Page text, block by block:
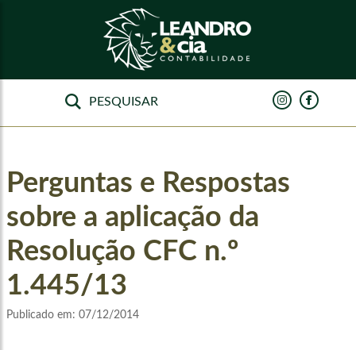
Perguntas e Respostas
sobre a aplicação da
Resolução CFC n.º
1.445/13
Publicado em: 07/12/2014